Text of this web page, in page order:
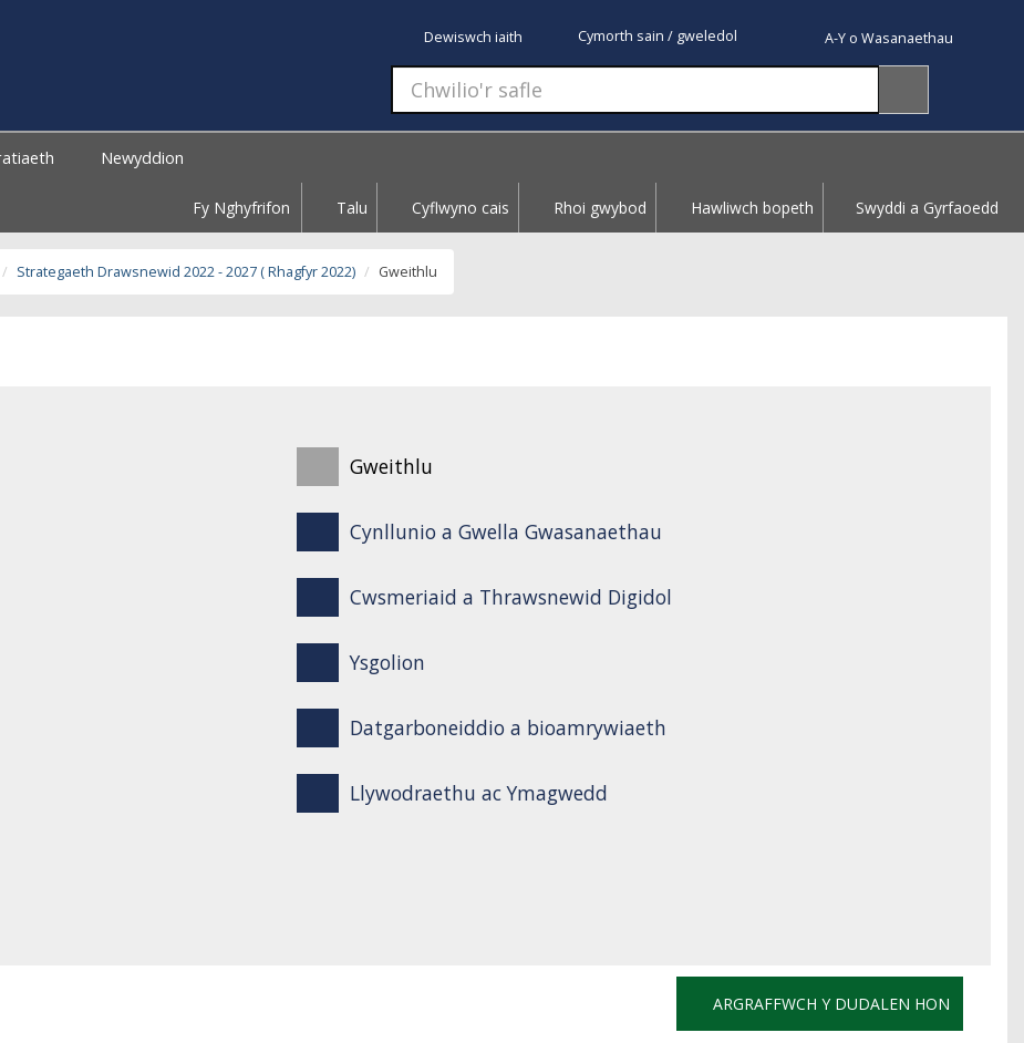
Dewiswch iaith Cymorth sain / gweledol A-Y o Wasanaethau
Newyddion
Fy Nghyfrifon Talu Cyflwyno cais Rhoi gwybod Hawliwch bopeth Swyddi a Gyrfaoedd
Strategaeth Drawsnewid 2022 - 2027 ( Rhagfyr 2022) Gweithlu
Gweithlu
Cynllunio a Gwella Gwasanaethau
Cwsmeriaid a Thrawsnewid Digidol
Ysgolion
Datgarboneiddio a bioamrywiaeth
Llywodraethu ac Ymagwedd
ARGRAFFWCH Y DUDALEN HON